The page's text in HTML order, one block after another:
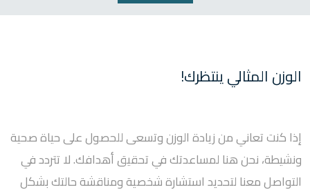
الوزن المثالي ينتظرك!
إذا كنت تعاني من زيادة الوزن وتسعى للحصول على حياة صحية
ونشيطة، نحن هنا لمساعدتك في تحقيق أهدافك. لا تتردد في
التواصل معنا لتحديد استشارة شخصية ومناقشة حالتك بشكل